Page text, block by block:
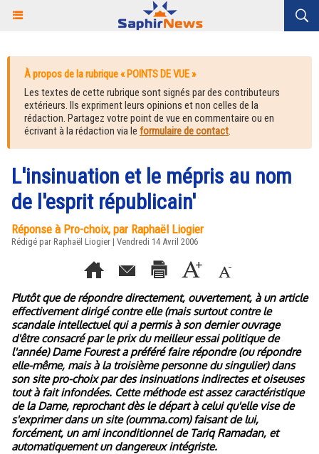
À propos de la rubrique « POINTS DE VUE »
Les textes de cette rubrique sont signés par des contributeurs
extérieurs. Ils expriment leurs opinions et non celles de la
rédaction. Partagez votre point de vue en commentaire ou en
écrivant à la rédaction via le formulaire de contact.
L'insinuation et le mépris au nom
de l'esprit républicain'
Réponse à Pro-choix, par Raphaël Liogier
Rédigé par Raphaël Liogier | Vendredi 14 Avril 2006
Plutôt que de répondre directement, ouvertement, à un article
effectivement dirigé contre elle (mais surtout contre le
scandale intellectuel qui a permis à son dernier ouvrage
d'être consacré par le prix du meilleur essai politique de
l'année) Dame Fourest a préféré faire répondre (ou répondre
elle-même, mais à la troisième personne du singulier) dans
son site pro-choix par des insinuations indirectes et oiseuses
tout à fait infondées. Cette méthode est assez caractéristique
de la Dame, reprochant dès le départ à celui qu'elle vise de
s'exprimer dans un site (oumma.com) faisant de lui,
forcément, un ami inconditionnel de Tariq Ramadan, et
automatiquement un dangereux intégriste.